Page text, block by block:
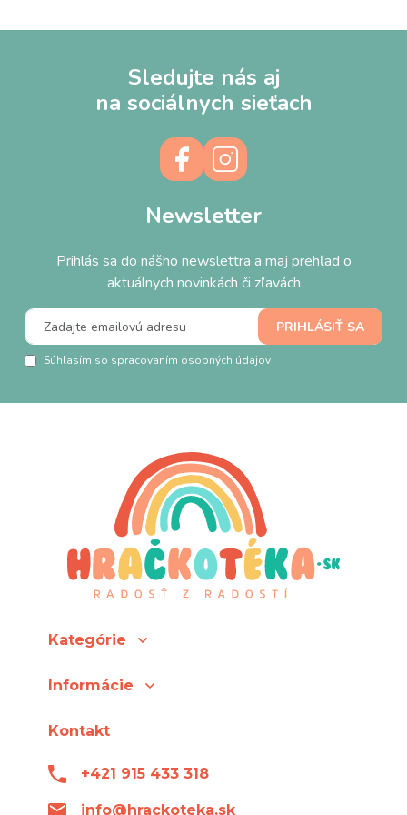
Sledujte nás aj
na sociálnych sieťach
Newsletter
Prihlás sa do nášho newslettra a maj prehľad o
aktuálnych novinkách či zľavách
Súhlasím so spracovaním osobných údajov
Kategórie
Informácie
Kontakt
+421 915 433 318
info@hrackoteka.sk